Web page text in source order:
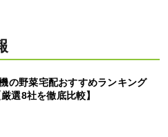
の野菜宅配おすすめランキング
選8社を徹底比較】